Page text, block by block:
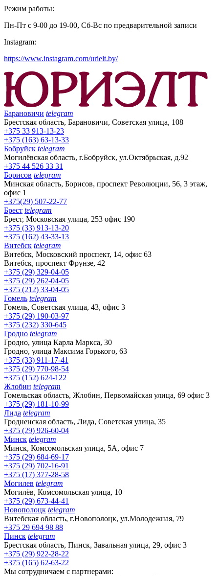
Режим работы:
Пн-Пт с 9-00 до 19-00, Сб-Вс по предварительной записи
Instagram:
https://www.instagram.com/urielt.by/
Барановичи telegram
Брестская область, Барановичи, Советская улица, 108
+375 33 913-13-23
+375 (163) 63-13-33
Бобруйск telegram
Могилёвская область, г.Бобруйск, ул.Октябрьская, д.92
+375 44 526 33 31
Борисов telegram
Минская область, Борисов, проспект Революции, 56, 3 этаж,
офис 1
+375(29) 507-22-77
Брест telegram
Брест, Московская улица, 253 офис 190
+375 (33) 913-13-20
+375 (162) 43-33-13
Витебск telegram
Витебск, Московский проспект, 14, офис 63
Витебск, проспект Фрунзе, 42
+375 (29) 329-04-05
+375 (29) 262-04-05
+375 (212) 33-04-05
Гомель telegram
Гомель, Советская улица, 43, офис 3
+375 (29) 190-03-97
+375 (232) 330-645
Гродно telegram
Гродно, улица Карла Маркса, 30
Гродно, улица Максима Горького, 63
+375 (33) 911-17-41
+375 (29) 770-98-54
+375 (152) 624-122
Жлобин telegram
Гомельская область, Жлобин, Первомайская улица, 69 офис 3
+375 (29) 181-10-99
Лида telegram
Гродненская область, Лида, Советская улица, 35
+375 (29) 926-60-04
Минск telegram
Минск, Комсомольская улица, 5А, офис 7
+375 (29) 684-69-17
+375 (29) 702-16-91
+375 (17) 377-28-58
Могилев telegram
Могилёв, Комсомольская улица, 10
+375 (29) 673-44-41
Новополоцк telegram
Витебская область, г.Новополоцк, ул.Молодежная, 79
+375 29 694 98 88
Пинск telegram
Брестская область, Пинск, Завальная улица, 29, офис 3
+375 (29) 922-28-22
+375 (165) 62-63-22
Мы сотрудничаем с партнерами: